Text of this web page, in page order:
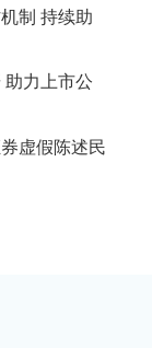
制 持续助
助力上市公
虚假陈述民